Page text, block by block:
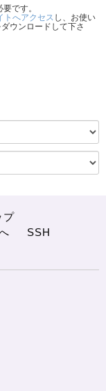
です。
トへアクセス し、お使い
ウンロードして下さ
プ
SSH